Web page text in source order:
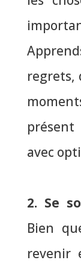
regrets,
avec
2. Se
Bien
revenir